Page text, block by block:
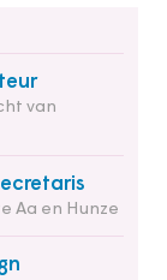
van
Aa en Hunze